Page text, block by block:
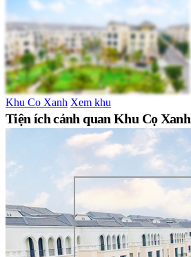
Khu Cọ Xanh Xem khu
Tiện ích cảnh quan Khu Cọ Xanh